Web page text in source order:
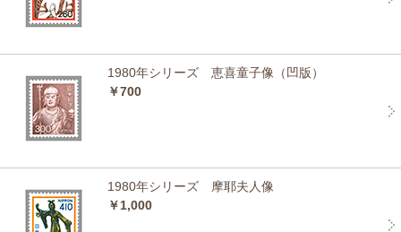
1980年シリーズ 恵喜童子像（凹版）
￥700
1980年シリーズ 摩耶夫人像
￥1,000